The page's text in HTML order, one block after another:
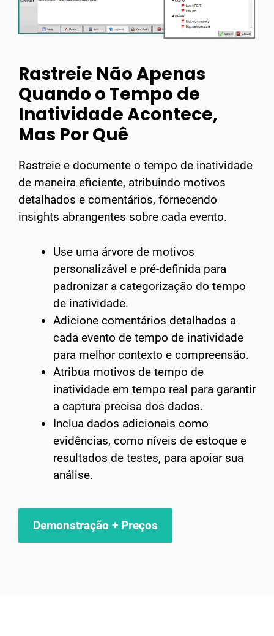
Rastreie Não Apenas
Quando o Tempo de
Inatividade Acontece,
Mas Por Quê
Rastreie e documente o tempo de inatividade
de maneira eficiente, atribuindo motivos
detalhados e comentários, fornecendo
insights abrangentes sobre cada evento.
Use uma árvore de motivos
personalizável e pré-definida para
padronizar a categorização do tempo
de inatividade.
Adicione comentários detalhados a
cada evento de tempo de inatividade
para melhor contexto e compreensão.
Atribua motivos de tempo de
inatividade em tempo real para garantir
a captura precisa dos dados.
Inclua dados adicionais como
evidências, como níveis de estoque e
resultados de testes, para apoiar sua
análise.
Demonstração + Preços